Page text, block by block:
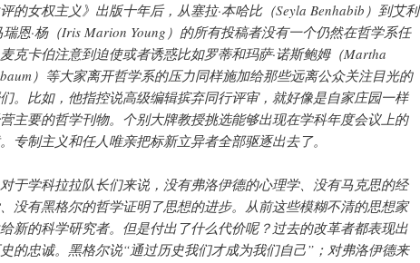
的女权主义》出版十年后，从塞拉·本哈比（Seyla Benhabib）到艾利
瑞恩·杨（Iris Marion Young）的所有投稿者没有一个仍然在哲学系任
克卡伯注意到迫使或者诱惑比如罗蒂和玛萨·诺斯鲍姆（Martha
）等大家离开哲学系的压力同样施加给那些远离公众关注目光的
。比如，他指控说高级编辑摈弃同行评审，就好像是自家庄园一样
主要的哲学刊物。个别大牌教授挑选能够出现在学科年度会议上的
专制主义和任人唯亲把标新立异者全部驱逐出去了。
学科拉拉队长们来说，没有弗洛伊德的心理学、没有马克思的经
没有黑格尔的哲学证明了思想的进步。从前这些模糊不清的思想家
新的科学研究者。但是付出了什么代价呢？过去的改革者都表现出
的忠诚。黑格尔说“通过历史我们才成为我们自己”；对弗洛伊德来